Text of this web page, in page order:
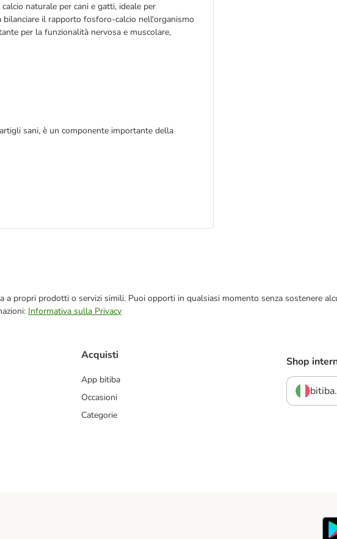
naturale per cani e gatti, ideale per
bilanciare il rapporto fosforo-calcio nell'organismo
per la funzionalità nervosa e muscolare,
sani, è un componente importante della
propri prodotti o servizi simili. Puoi opporti in qualsiasi momento senza sostenere
Informativa sulla Privacy
Acquisti
App bitiba
Occasioni
Categorie
Shop